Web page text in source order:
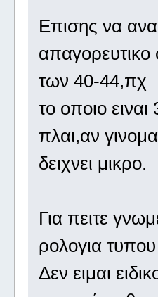
Επισης να
των 40-44,πχ
το οποιο
πλαι,αν
δειχνει μικρο.
Για πειτε
ρολογια
Δεν ειμαι